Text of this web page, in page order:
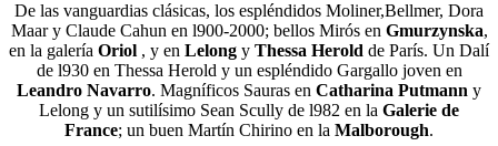
De las vanguardias clásicas, los espléndidos Moliner,Bellmer, Dora
Maar y Claude Cahun en l900-2000; bellos Mirós en Gmurzynska,
en la galería Oriol , y en Lelong y Thessa Herold de París. Un Dalí
de l930 en Thessa Herold y un espléndido Gargallo joven en
Leandro Navarro. Magníficos Sauras en Catharina Putmann y
Lelong y un sutilísimo Sean Scully de l982 en la Galerie de
France; un buen Martín Chirino en la Malborough.